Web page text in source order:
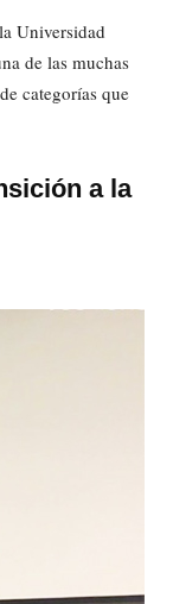
Universidad
de las muchas
categorías que
a la